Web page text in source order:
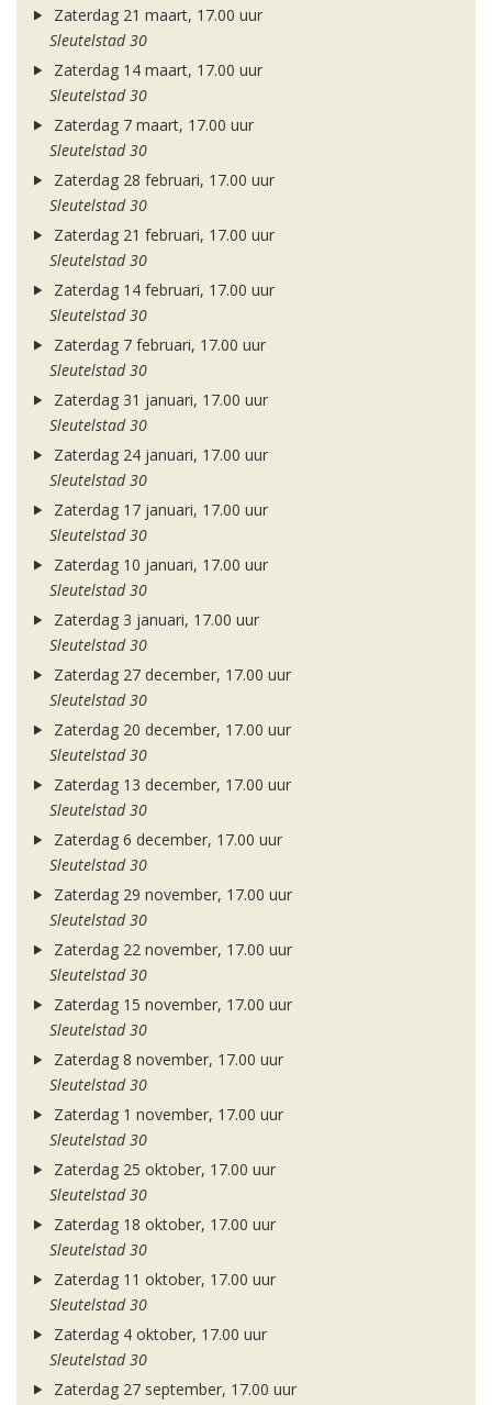
Zaterdag 21 maart, 17.00 uur
Sleutelstad 30
Zaterdag 14 maart, 17.00 uur
Sleutelstad 30
Zaterdag 7 maart, 17.00 uur
Sleutelstad 30
Zaterdag 28 februari, 17.00 uur
Sleutelstad 30
Zaterdag 21 februari, 17.00 uur
Sleutelstad 30
Zaterdag 14 februari, 17.00 uur
Sleutelstad 30
Zaterdag 7 februari, 17.00 uur
Sleutelstad 30
Zaterdag 31 januari, 17.00 uur
Sleutelstad 30
Zaterdag 24 januari, 17.00 uur
Sleutelstad 30
Zaterdag 17 januari, 17.00 uur
Sleutelstad 30
Zaterdag 10 januari, 17.00 uur
Sleutelstad 30
Zaterdag 3 januari, 17.00 uur
Sleutelstad 30
Zaterdag 27 december, 17.00 uur
Sleutelstad 30
Zaterdag 20 december, 17.00 uur
Sleutelstad 30
Zaterdag 13 december, 17.00 uur
Sleutelstad 30
Zaterdag 6 december, 17.00 uur
Sleutelstad 30
Zaterdag 29 november, 17.00 uur
Sleutelstad 30
Zaterdag 22 november, 17.00 uur
Sleutelstad 30
Zaterdag 15 november, 17.00 uur
Sleutelstad 30
Zaterdag 8 november, 17.00 uur
Sleutelstad 30
Zaterdag 1 november, 17.00 uur
Sleutelstad 30
Zaterdag 25 oktober, 17.00 uur
Sleutelstad 30
Zaterdag 18 oktober, 17.00 uur
Sleutelstad 30
Zaterdag 11 oktober, 17.00 uur
Sleutelstad 30
Zaterdag 4 oktober, 17.00 uur
Sleutelstad 30
Zaterdag 27 september, 17.00 uur